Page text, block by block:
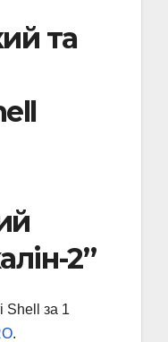
та
2”
Shell за 1
.